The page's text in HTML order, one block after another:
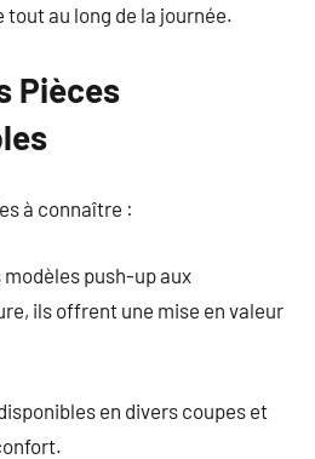
au long de la journée.
Pièces
à connaître :
push-up aux
ils offrent une mise en valeur
en divers coupes et